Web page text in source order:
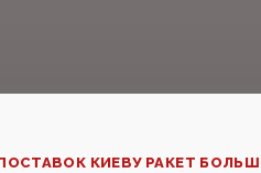
КИЕВУ РАКЕТ